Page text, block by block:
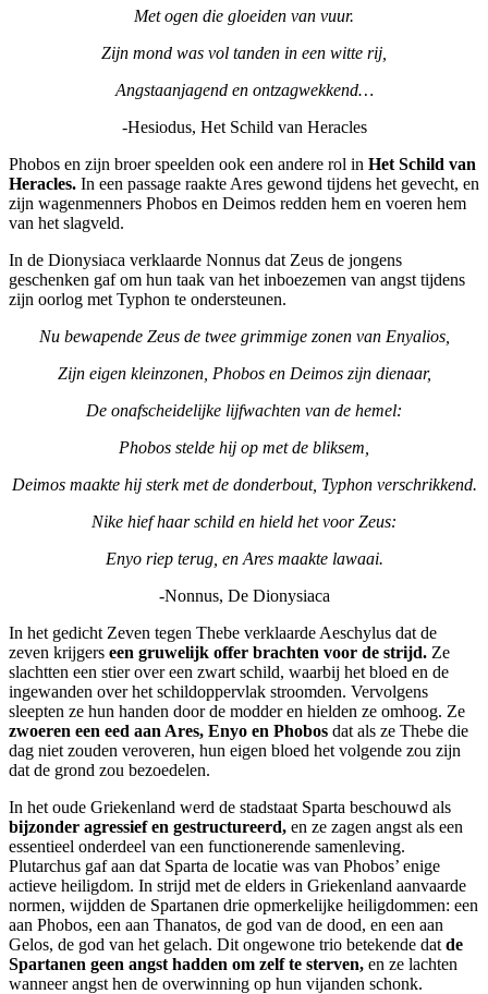
Met ogen die gloeiden van vuur.
Zijn mond was vol tanden in een witte rij,
Angstaanjagend en ontzagwekkend…
-Hesiodus, Het Schild van Heracles
Phobos en zijn broer speelden ook een andere rol in Het Schild van
Heracles. In een passage raakte Ares gewond tijdens het gevecht, en
zijn wagenmenners Phobos en Deimos redden hem en voeren hem
van het slagveld.
In de Dionysiaca verklaarde Nonnus dat Zeus de jongens
geschenken gaf om hun taak van het inboezemen van angst tijdens
zijn oorlog met Typhon te ondersteunen.
Nu bewapende Zeus de twee grimmige zonen van Enyalios,
Zijn eigen kleinzonen, Phobos en Deimos zijn dienaar,
De onafscheidelijke lijfwachten van de hemel:
Phobos stelde hij op met de bliksem,
Deimos maakte hij sterk met de donderbout, Typhon verschrikkend.
Nike hief haar schild en hield het voor Zeus:
Enyo riep terug, en Ares maakte lawaai.
-Nonnus, De Dionysiaca
In het gedicht Zeven tegen Thebe verklaarde Aeschylus dat de
zeven krijgers een gruwelijk offer brachten voor de strijd. Ze
slachtten een stier over een zwart schild, waarbij het bloed en de
ingewanden over het schildoppervlak stroomden. Vervolgens
sleepten ze hun handen door de modder en hielden ze omhoog. Ze
zwoeren een eed aan Ares, Enyo en Phobos dat als ze Thebe die
dag niet zouden veroveren, hun eigen bloed het volgende zou zijn
dat de grond zou bezoedelen.
In het oude Griekenland werd de stadstaat Sparta beschouwd als
bijzonder agressief en gestructureerd, en ze zagen angst als een
essentieel onderdeel van een functionerende samenleving.
Plutarchus gaf aan dat Sparta de locatie was van Phobos’ enige
actieve heiligdom. In strijd met de elders in Griekenland aanvaarde
normen, wijdden de Spartanen drie opmerkelijke heiligdommen: een
aan Phobos, een aan Thanatos, de god van de dood, en een aan
Gelos, de god van het gelach. Dit ongewone trio betekende dat de
Spartanen geen angst hadden om zelf te sterven, en ze lachten
wanneer angst hen de overwinning op hun vijanden schonk.